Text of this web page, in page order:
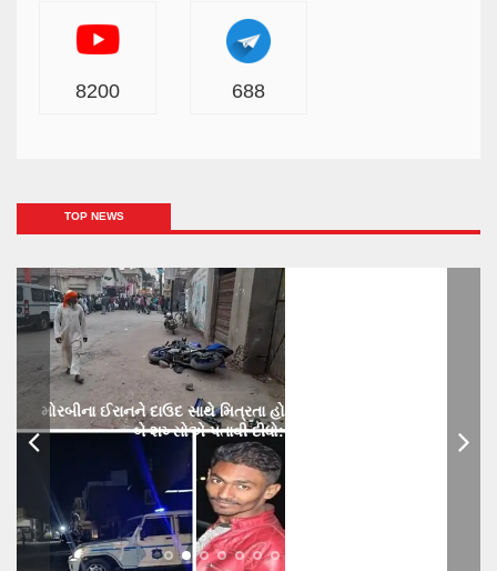
8200 688
TOP NEWS
મોરબીના ઈરાનને દાઉદ સાથે મિત્રતા હોય છાતીમાં છરીનો ઘા ઝીકિને
બે શખ્સોએ પતાવી દીધો: ગુનો નોંધાયો